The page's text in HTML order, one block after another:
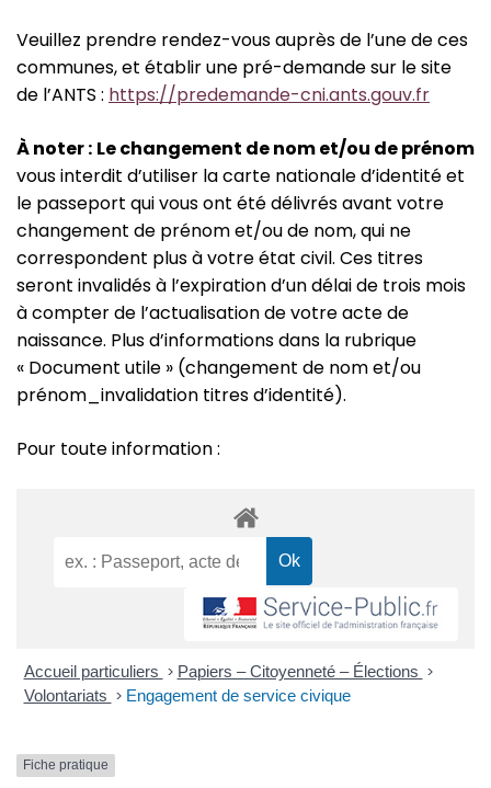
Veuillez prendre rendez-vous auprès de l’une de ces
communes, et établir une pré-demande sur le site
de l’ANTS : https://predemande-cni.ants.gouv.fr
Ànoter : Le changement de nom et/ou de prénom
vous interdit d’utiliser la carte nationale d’identité et
le passeport qui vous ont été délivrés avant votre
changement de prénom et/ou de nom, qui ne
correspondent plus à votre état civil. Ces titres
seront invalidés à l’expiration d’un délai de trois mois
à compter de l’actualisation de votre acte de
naissance. Plus d’informations dans la rubrique
« Document utile » (changement de nom et/ou
prénom_invalidation titres d’identité).
Pour toute information :
Accueil particuliers > Papiers – Citoyenneté – Élections >
Volontariats > Engagement de service civique
Fiche pratique